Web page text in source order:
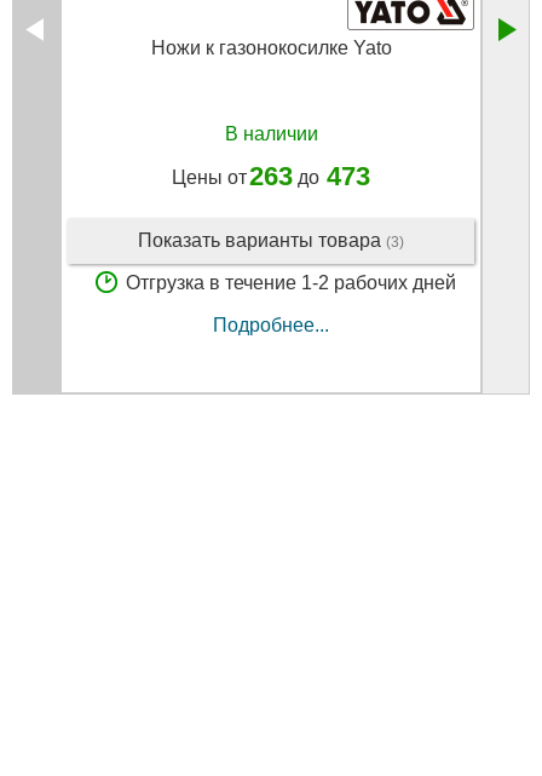
Ножи к газонокосилке Yato
В наличии
Цены от263 до 473
Показать варианты товара (3)
Отгрузка в течение 1-2 рабочих дней
Подробнее...